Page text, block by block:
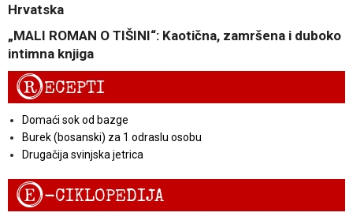
Hrvatska
„MALI ROMAN O TIŠINI“: Kaotična, zamršena i duboko
intimna knjiga
RECEPTI
Domaći sok od bazge
Burek (bosanski) za 1 odraslu osobu
Drugačija svinjska jetrica
E-CIKLOPEDIJA